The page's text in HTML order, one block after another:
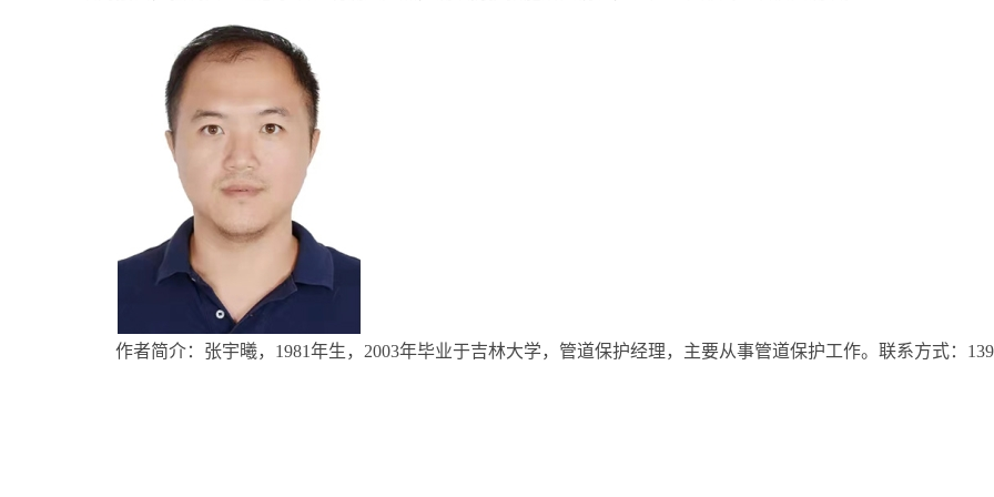
作者简介：张宇曦，1981年生，2003年毕业于吉林大学，管道保护经理，主要从事管道保护工作。联系方式：